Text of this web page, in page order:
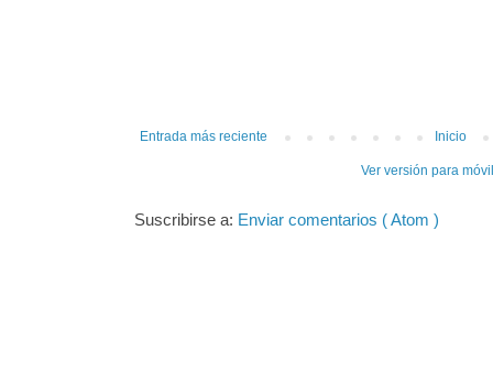
Entrada más reciente Inicio
Ver versión para
Suscribirse a: Enviar comentarios ( Atom )